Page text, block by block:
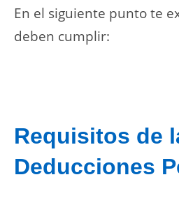
En el siguiente punto te
deben cumplir:
Requisitos de
Deducciones